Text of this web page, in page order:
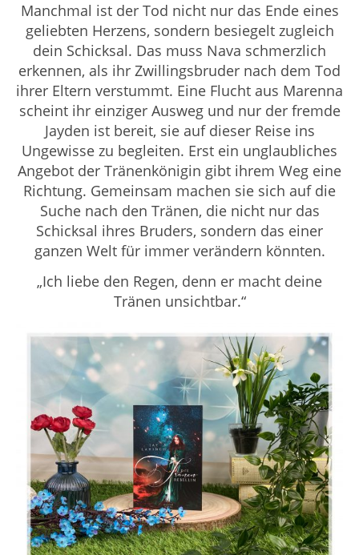
Manchmal ist der Tod nicht nur das Ende eines
geliebten Herzens, sondern besiegelt zugleich
dein Schicksal. Das muss Nava schmerzlich
erkennen, als ihr Zwillingsbruder nach dem Tod
ihrer Eltern verstummt. Eine Flucht aus Marenna
scheint ihr einziger Ausweg und nur der fremde
Jayden ist bereit, sie auf dieser Reise ins
Ungewisse zu begleiten. Erst ein unglaubliches
Angebot der Tränenkönigin gibt ihrem Weg eine
Richtung. Gemeinsam machen sie sich auf die
Suche nach den Tränen, die nicht nur das
Schicksal ihres Bruders, sondern das einer
ganzen Welt für immer verändern könnten.
„Ich liebe den Regen, denn er macht deine
Tränen unsichtbar.“